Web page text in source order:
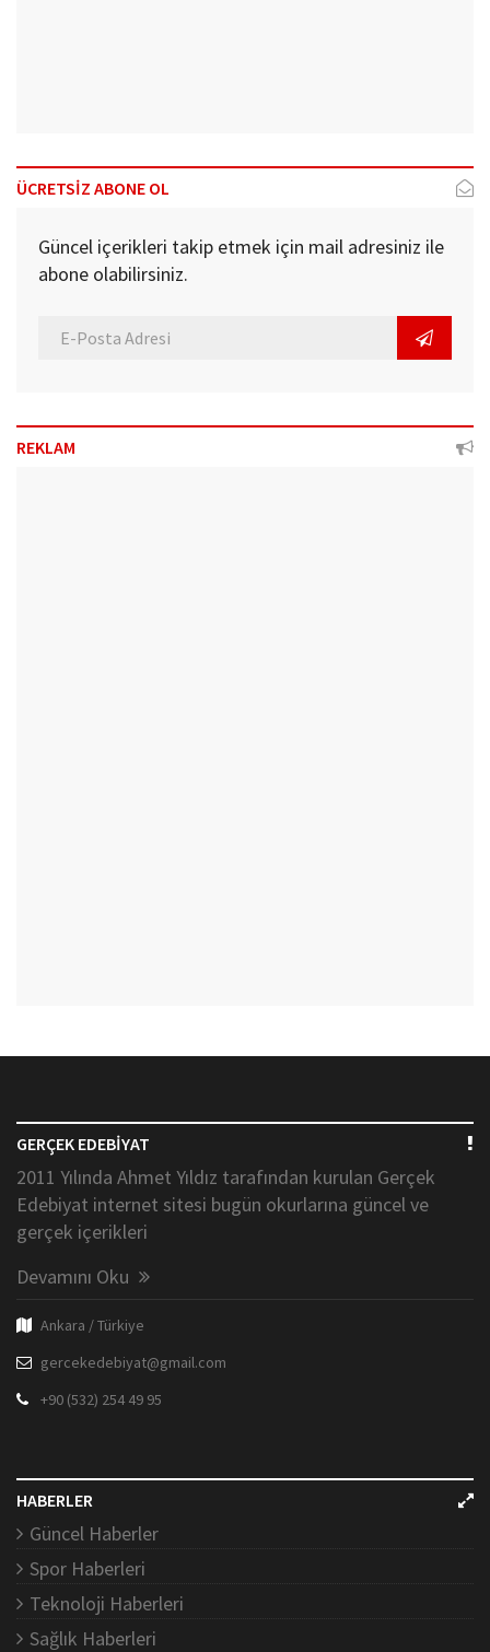
ÜCRETSİZ ABONE OL
Güncel içerikleri takip etmek için mail adresiniz ile
abone olabilirsiniz.
REKLAM
GERÇEK EDEBİYAT
2011 Yılında Ahmet Yıldız tarafından kurulan Gerçek
Edebiyat internet sitesi bugün okurlarına güncel ve
gerçek içerikleri
Devamını Oku
Ankara / Türkiye
gercekedebiyat@gmail.com
+90 (532) 254 49 95
HABERLER
Güncel Haberler
Spor Haberleri
Teknoloji Haberleri
Sağlık Haberleri